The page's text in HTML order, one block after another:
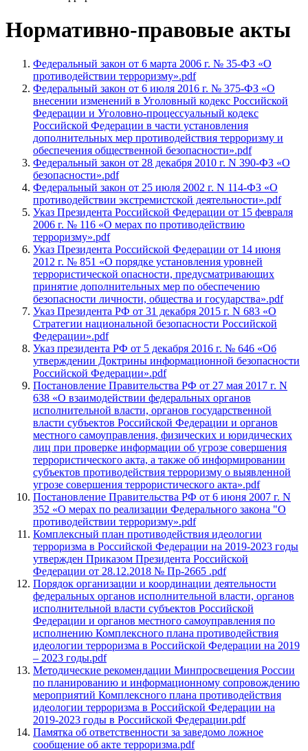
Нормативно-правовые акты
Федеральный закон от 6 марта 2006 г. № 35-ФЗ «О
противодействии терроризму».pdf
Федеральный закон от 6 июля 2016 г. № 375-ФЗ «О
внесении изменений в Уголовный кодекс Российской
Федерации и Уголовно-процессуальный кодекс
Российской Федерации в части установления
дополнительных мер противодействия терроризму и
обеспечения общественной безопасности».pdf
Федеральный закон от 28 декабря 2010 г. N 390-ФЗ «О
безопасности».pdf
Федеральный закон от 25 июля 2002 г. N 114-ФЗ «О
противодействии экстремистской деятельности».pdf
Указ Президента Российской Федерации от 15 февраля
2006 г. № 116 «О мерах по противодействию
терроризму».pdf
Указ Президента Российской Федерации от 14 июня
2012 г. № 851 «О порядке установления уровней
террористической опасности, предусматривающих
принятие дополнительных мер по обеспечению
безопасности личности, общества и государства».pdf
Указ Президента РФ от 31 декабря 2015 г. N 683 «О
Стратегии национальной безопасности Российской
Федерации».pdf
Указ президента РФ от 5 декабря 2016 г. № 646 «Об
утверждении Доктрины информационной безопасности
Российской Федерации».pdf
Постановление Правительства РФ от 27 мая 2017 г. N
638 «О взаимодействии федеральных органов
исполнительной власти, органов государственной
власти субъектов Российской Федерации и органов
местного самоуправления, физических и юридических
лиц при проверке информации об угрозе совершения
террористического акта, а также об информировании
субъектов противодействия терроризму о выявленной
угрозе совершения террористического акта».pdf
Постановление Правительства РФ от 6 июня 2007 г. N
352 «О мерах по реализации Федерального закона "О
противодействии терроризму».pdf
Комплексный план противодействия идеологии
терроризма в Российской Федерации на 2019-2023 годы
утвержден Приказом Президента Российской
Федерации от 28.12.2018 № Пр-2665 .pdf
Порядок организации и координации деятельности
федеральных органов исполнительной власти, органов
исполнительной власти субъектов Российской
Федерации и органов местного самоуправления по
исполнению Комплексного плана противодействия
идеологии терроризма в Российской Федерации на 2019
– 2023 годы.pdf
Методические рекомендации Минпросвещения России
по планированию и информационному сопровождению
мероприятий Комплексного плана противодействия
идеологии терроризма в Российской Федерации на
2019-2023 годы в Российской Федерации.pdf
Памятка об ответственности за заведомо ложное
сообщение об акте терроризма.pdf